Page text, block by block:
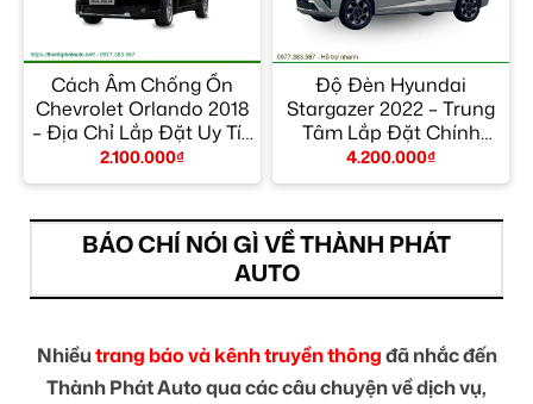
Cách Âm Chống Ồn
Chevrolet Orlando 2018
– Địa Chỉ Lắp Đặt Uy Tín
TPHCM
2.100.000₫
Độ Đèn Hyundai
Stargazer 2022 – Trung
Tâm Lắp Đặt Chính
Hãng Giá Tốt TPHCM
4.200.000₫
BÁO CHÍ NÓI GÌ VỀ THÀNH PHÁT
AUTO
Nhiềutrang báo và kênh truyền thôngđã nhắc đến
Thành Phát Auto qua các câu chuyện về dịch vụ,